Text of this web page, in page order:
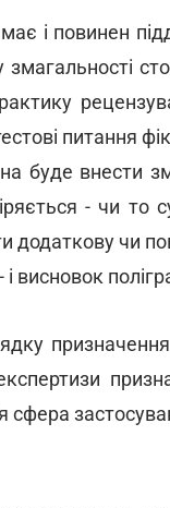
і повинен
питання
внести
- чи
додаткову чи
висновок